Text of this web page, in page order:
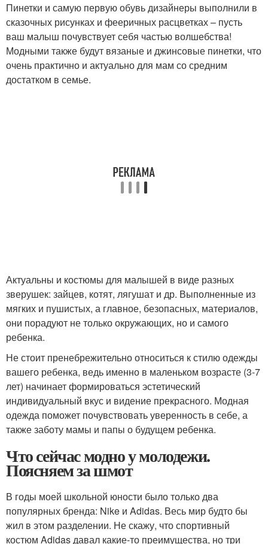
Пинетки и самую первую обувь дизайнеры выполнили в
сказочных рисунках и фееричных расцветках – пусть
ваш малыш почувствует себя частью волшебства!
Модными также будут вязаные и джинсовые пинетки, что
очень практично и актуально для мам со средним
достатком в семье.
Актуальны и костюмы для малышей в виде разных
зверушек: зайцев, котят, лягушат и др. Выполненные из
мягких и пушистых, а главное, безопасных, материалов,
они порадуют не только окружающих, но и самого
ребенка.
Не стоит пренебрежительно относиться к стилю одежды
вашего ребенка, ведь именно в маленьком возрасте (3-7
лет) начинает формироваться эстетический
индивидуальный вкус и видение прекрасного. Модная
одежда поможет почувствовать уверенность в себе, а
также заботу мамы и папы о будущем ребенка.
Что сейчас модно у молодежи.
Поясняем за шмот
В годы моей школьной юности было только два
популярных бренда: Nike и Adidas. Весь мир будто бы
жил в этом разделении. Не скажу, что спортивный
костюм Adidas давал какие-то преимущества, но три